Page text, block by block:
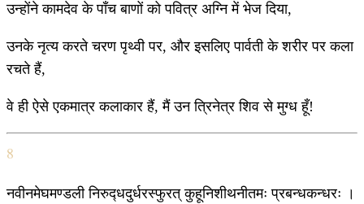
उन्होंने कामदेव के पाँच बाणों को पवित्र अग्नि में भेज दिया,
उनके नृत्य करते चरण पृथ्वी पर, और इसलिए पार्वती के शरीर पर कला
रचते हैं,
वे ही ऐसे एकमात्र कलाकार हैं, मैं उन त्रिनेत्र शिव से मुग्ध हूँ!
8
नवीनमेघमण्डली निरुद्‍धदुर्धरस्फुरत् कुहूनिशीथनीतमः प्रबन्धकन्धरः ।